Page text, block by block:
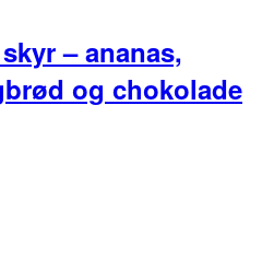
– ananas,
og chokolade